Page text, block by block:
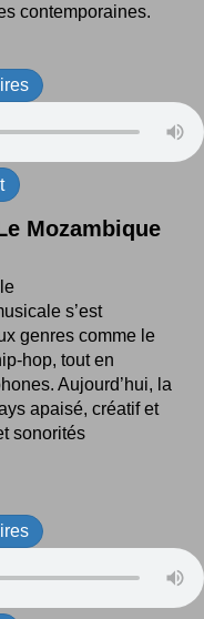
contemporaines.
Mozambique
s’est
genres comme le
hop, tout en
Aujourd’hui, la
apaisé, créatif et
sonorités